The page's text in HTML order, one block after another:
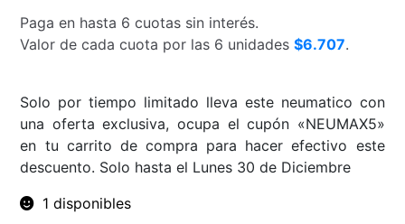
$80.489.
$40.244.
Paga en hasta 6 cuotas sin interés.
Valor de cada cuota por las 6 unidades$6.707.
Solo por tiempo limitado lleva este neumatico con
una oferta exclusiva, ocupa el cupón «NEUMAX5»
en tu carrito de compra para hacer efectivo este
descuento. Solo hasta el Lunes 30 de Diciembre
1 disponibles